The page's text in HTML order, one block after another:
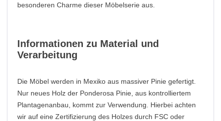
besonderen Charme dieser Möbelserie aus.
Informationen zu Material und
Verarbeitung
Die Möbel werden in Mexiko aus massiver Pinie gefertigt.
Nur neues Holz der Ponderosa Pinie, aus kontrolliertem
Plantagenanbau, kommt zur Verwendung. Hierbei achten
wir auf eine Zertifizierung des Holzes durch FSC oder